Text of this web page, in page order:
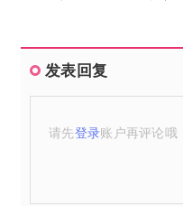
发表回复
请先登录账户再评论哦